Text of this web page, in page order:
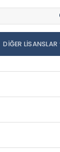
DIĞER LISANSLAR